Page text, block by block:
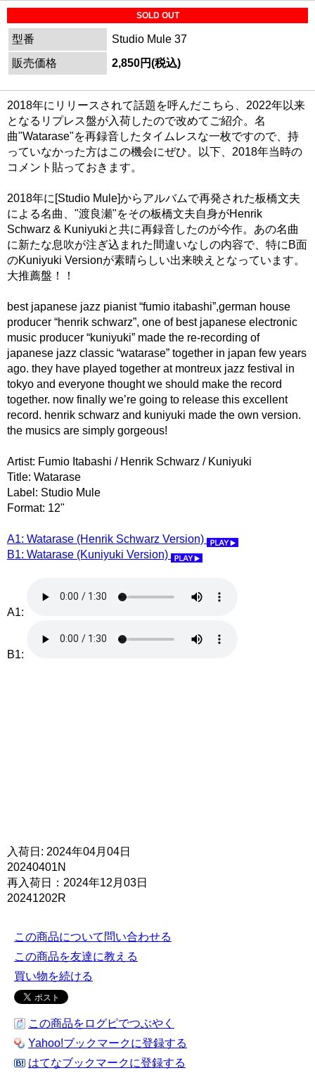
SOLD OUT
型番
Studio Mule 37
販売価格
2,850円(税込)
2018年にリリースされて話題を呼んだこちら、2022年以来
となるリプレス盤が入荷したので改めてご紹介。名
曲"Watarase"を再録音したタイムレスな一枚ですので、持
っていなかった方はこの機会にぜひ。以下、2018年当時の
コメント貼っておきます。
2018年に[Studio Mule]からアルバムで再発された板橋文夫
による名曲、"渡良瀬"をその板橋文夫自身がHenrik
Schwarz & Kuniyukiと共に再録音したのが今作。あの名曲
に新たな息吹が注ぎ込まれた間違いなしの内容で、特にB面
のKuniyuki Versionが素晴らしい出来映えとなっています。
大推薦盤！！
best japanese jazz pianist “fumio itabashi”,german house
producer “henrik schwarz”, one of best japanese electronic
music producer “kuniyuki” made the re-recording of
japanese jazz classic “watarase” together in japan few years
ago. they have played together at montreux jazz festival in
tokyo and everyone thought we should make the record
together. now finally we’re going to release this excellent
record. henrik schwarz and kuniyuki made the own version.
the musics are simply gorgeous!
Artist: Fumio Itabashi / Henrik Schwarz / Kuniyuki
Title: Watarase
Label: Studio Mule
Format: 12"
A1: Watarase (Henrik Schwarz Version)
B1: Watarase (Kuniyuki Version)
A1:
B1:
入荷日: 2024年04月04日
20240401N
再入荷日：2024年12月03日
20241202R
この商品について問い合わせる
この商品を友達に教える
買い物を続ける
この商品をログピでつぶやく
Yahoo!ブックマークに登録する
はてなブックマークに登録する